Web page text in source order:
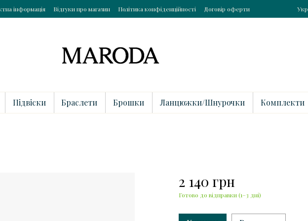
інформація Відгуки про магазин Політика конфіденційності Договір оферти Укр
Підвіски Браслети Брошки Ланцюжки/Шнурочки Комплекти
2 140 грн
Готово до відправки (1–3 дні)